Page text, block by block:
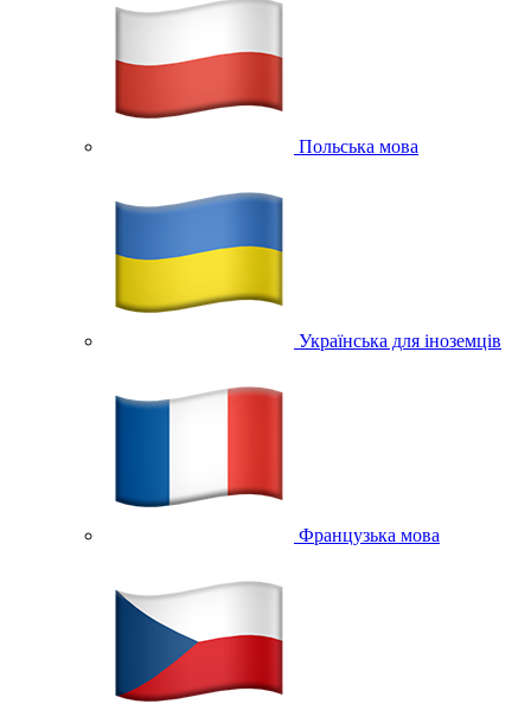
Польська мова
Українська для іноземців
Французька мова